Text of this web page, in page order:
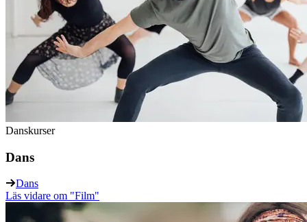
Danskurser
Dans
Dans
Läs vidare om "Film"